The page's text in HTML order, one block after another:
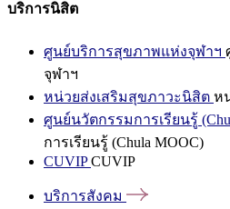
บริการนิสิต
ศูนย์บริการสุขภาพแห่งจุฬาฯ
จุฬาฯ
หน่วยส่งเสริมสุขภาวะนิสิต ห
ศูนย์นวัตกรรมการเรียนรู้
การเรียนรู้ (Chula MOOC)
CUVIPCUVIP
บริการสังคม